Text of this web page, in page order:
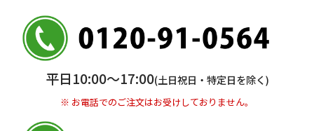
普通 7263489
＜口座名＞ カ）ディースタイル
※ 振込み手数料お客様ご負担。
平日10:00〜17:00(土日祝日・特定日を除く)
※ お電話でのご注文はお受けしておりません。